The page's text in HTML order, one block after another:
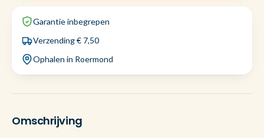
Garantie inbegrepen
Verzending € 7,50
Ophalen in Roermond
Omschrijving